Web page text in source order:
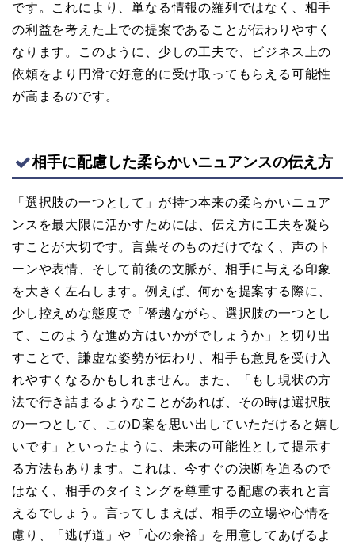
です。これにより、単なる情報の羅列ではなく、相手
の利益を考えた上での提案であることが伝わりやすく
なります。このように、少しの工夫で、ビジネス上の
依頼をより円滑で好意的に受け取ってもらえる可能性
が高まるのです。
相手に配慮した柔らかいニュアンスの伝え方
「選択肢の一つとして」が持つ本来の柔らかいニュア
ンスを最大限に活かすためには、伝え方に工夫を凝ら
すことが大切です。言葉そのものだけでなく、声のト
ーンや表情、そして前後の文脈が、相手に与える印象
を大きく左右します。例えば、何かを提案する際に、
少し控えめな態度で「僭越ながら、選択肢の一つとし
て、このような進め方はいかがでしょうか」と切り出
すことで、謙虚な姿勢が伝わり、相手も意見を受け入
れやすくなるかもしれません。また、「もし現状の方
法で行き詰まるようなことがあれば、その時は選択肢
の一つとして、このD案を思い出していただけると嬉し
いです」といったように、未来の可能性として提示す
る方法もあります。これは、今すぐの決断を迫るので
はなく、相手のタイミングを尊重する配慮の表れと言
えるでしょう。言ってしまえば、相手の立場や心情を
慮り、「逃げ道」や「心の余裕」を用意してあげるよ